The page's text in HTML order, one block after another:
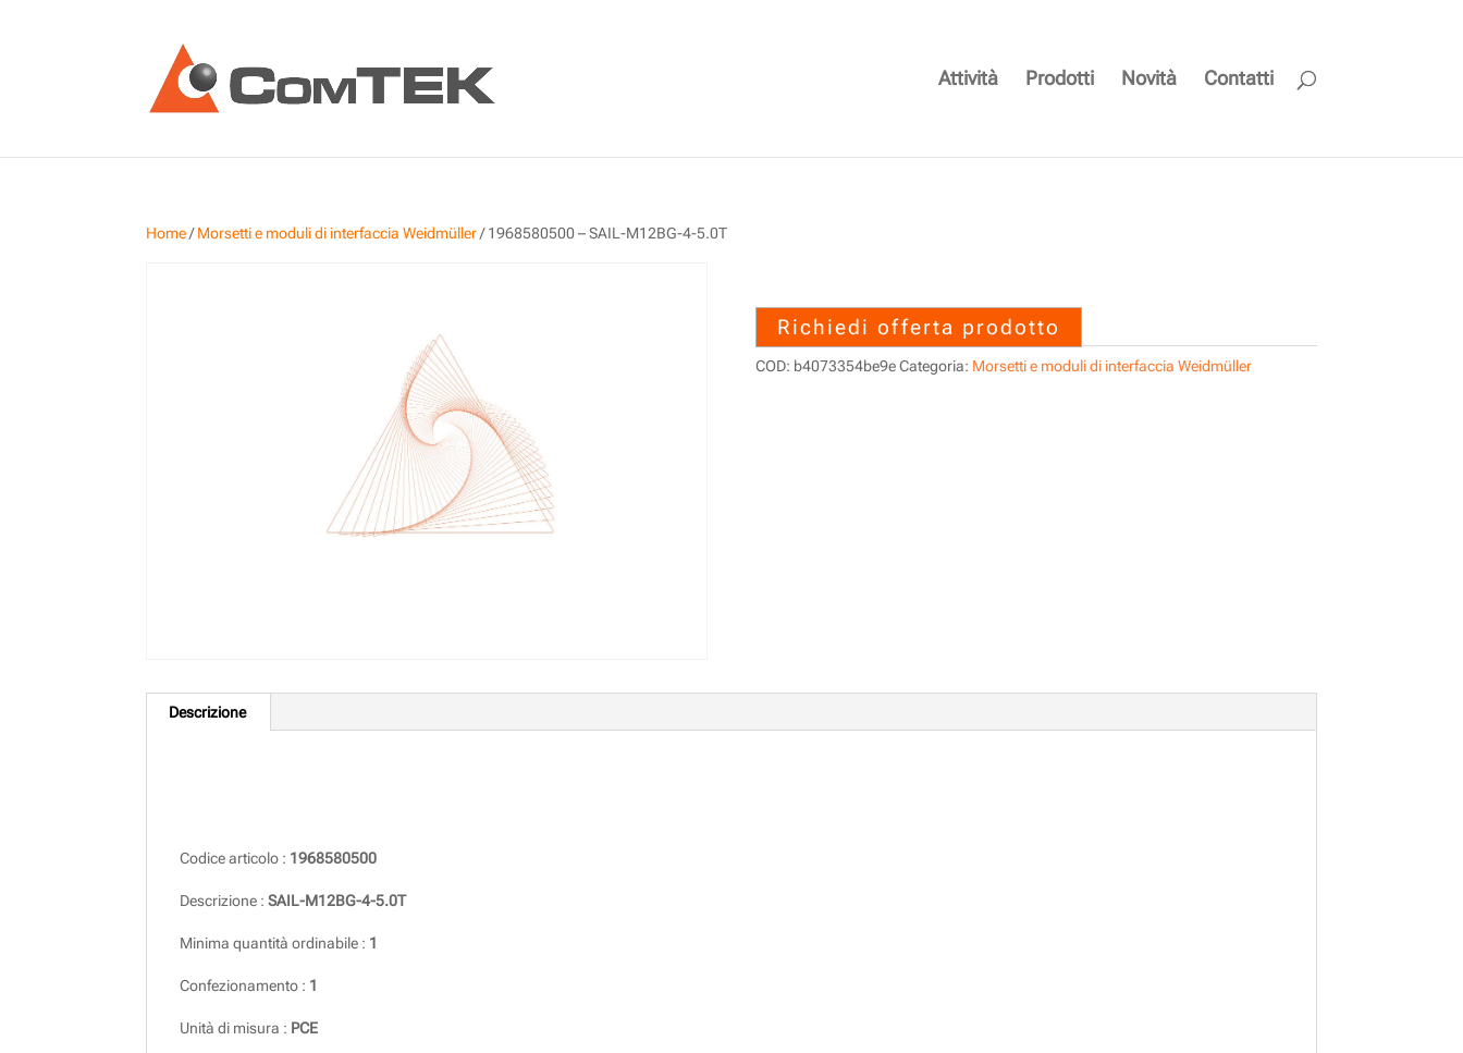
Attività Prodotti Novità Contatti
Home/Morsetti e moduli di interfaccia Weidmüller/ 1968580500 – SAIL-M12BG-4-5.0T
Richiedi offerta prodotto
COD: b4073354be9e Categoria: Morsetti e moduli di interfaccia Weidmüller
Descrizione
Codice articolo : 1968580500
Descrizione :SAIL-M12BG-4-5.0T
Minima quantità ordinabile : 1
Confezionamento : 1
Unità di misura : PCE